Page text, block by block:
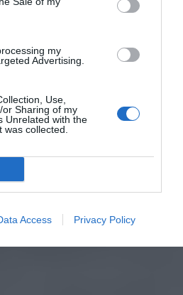
my
Advertising.
Use,
Sharing of my
Unrelated with the
collected.
Access Privacy Policy